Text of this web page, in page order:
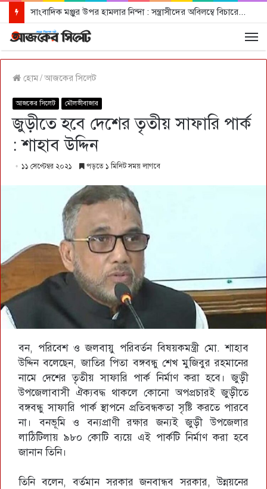
সাংবাদিক মঞ্জুর উপর হামলার নিন্দা : সন্ত্রাসীদের অবিলম্বে বিচারের আওতায় আনার দাবী
হোম/আজকের সিলেট
আজকের সিলেট মৌলভীবাজার
জুড়ীতে হবে দেশের তৃতীয় সাফারি পার্ক
: শাহাব উদ্দিন
১১ সেপ্টেম্বর ২০২১ পড়তে ১ মিনিট সময় লাগবে
বন, পরিবেশ ও জলবায়ু পরিবর্তন বিষয়কমন্ত্রী মো. শাহাব
উদ্দিন বলেছেন, জাতির পিতা বঙ্গবন্ধু শেখ মুজিবুর রহমানের
নামে দেশের তৃতীয় সাফারি পার্ক নির্মাণ করা হবে। জুড়ী
উপজেলাবাসী ঐক্যবদ্ধ থাকলে কোনো অপপ্রচারই জুড়ীতে
বঙ্গবন্ধু সাফারি পার্ক স্থাপনে প্রতিবন্ধকতা সৃষ্টি করতে পারবে
না। বনভূমি ও বন্যপ্রাণী রক্ষার জন্যই জুড়ী উপজেলার
লাঠিটিলায় ৯৮০ কোটি ব্যয়ে এই পার্কটি নির্মাণ করা হবে
জানান তিনি।
তিনি বলেন, বর্তমান সরকার জনবান্ধব সরকার, উন্নয়নের